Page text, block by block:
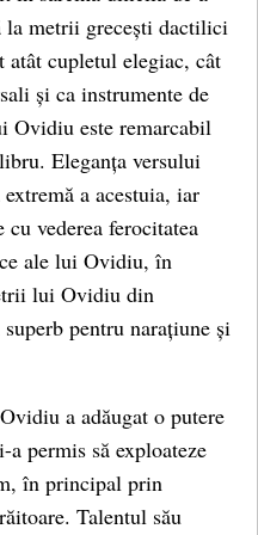
la metrii grecești dactilici
atât cupletul elegiac, cât
și ca instrumente de
Ovidiu este remarcabil
Eleganța versului
a acestuia, iar
vederea ferocitatea
ale lui Ovidiu, în
lui Ovidiu din
pentru narațiune și
a adăugat o putere
a permis să exploateze
în principal prin
Talentul său